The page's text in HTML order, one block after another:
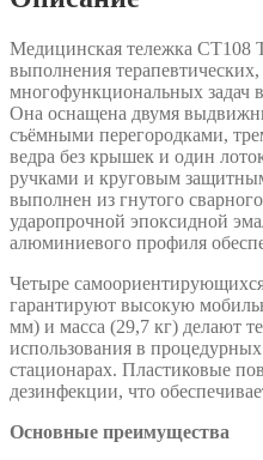
Медицинская тележка СТ108
выполнения
многофункциональных задач
Она оснащена двумя
съёмными перегородками,
ведра без крышек и один
ручками и круговым
выполнен из гнутого
ударопрочной эпоксидной
алюминиевого профиля
Четыре
гарантируют высокую
мм) и масса (29,7 кг) делают
использования в
стационарах. Пластиковые
дезинфекции, что
Основные преимущества